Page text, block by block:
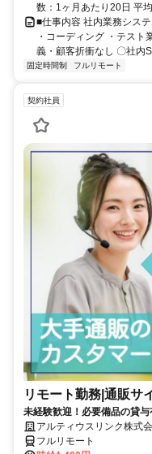
数：1ヶ月あたり20日 平
■仕事内容 社内業務シス
・コーディング ・テスト
義・顧客折衝なし 〇社内
固定時間制 フルリモート
契約社員
リモート勤務|通販サ
未経験歓迎！必要備品の貸
アルティウスリンク株式
フルリモート